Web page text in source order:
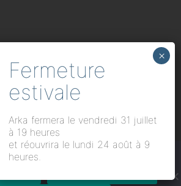
Labo photo argentique et numérique
Arka fermera le vendredi 31 juillet
à 19 heures
et réouvrira le lundi 24 août à 9
heures.uniquement à des fins statistiques.